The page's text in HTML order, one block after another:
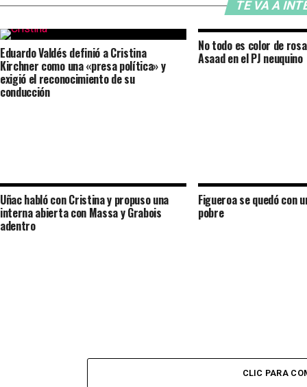
TE VA A
Eduardo Valdés definió a Cristina
Kirchner como una «presa política» y
exigió el reconocimiento de su
conducción
No todo es color de
Asaad en el PJ neuquino
Uñac habló con Cristina y propuso una
interna abierta con Massa y Grabois
adentro
Figueroa se quedó con
pobre
CLIC PARA